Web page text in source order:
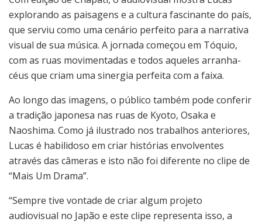
explorando as paisagens e a cultura fascinante do país,
que serviu como uma cenário perfeito para a narrativa
visual de sua música. A jornada começou em Tóquio,
com as ruas movimentadas e todos aqueles arranha-
céus que criam uma sinergia perfeita com a faixa.
Ao longo das imagens, o público também pode conferir
a tradição japonesa nas ruas de Kyoto, Osaka e
Naoshima. Como já ilustrado nos trabalhos anteriores,
Lucas é habilidoso em criar histórias envolventes
através das câmeras e isto não foi diferente no clipe de
“Mais Um Drama”.
“Sempre tive vontade de criar algum projeto
audiovisual no Japão e este clipe representa isso, a